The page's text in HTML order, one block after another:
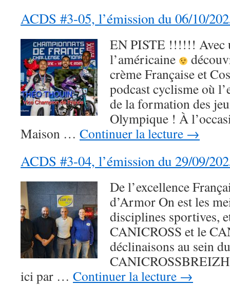
ACDS #3-05, l’émission du 06/10/
EN PISTE !!!!!! Avec
l’américaine
crème Française et
podcast cyclisme où
de la formation des
Olympique ! À
Maison … Continuer la lecture →
ACDS #3-04, l’émission du 29/09/
De l’excellence
d’Armor On est les
disciplines sportives,
CANICROSS et le
déclinaisons au sein du
CANICROSSBREIZH
ici par … Continuer la lecture →